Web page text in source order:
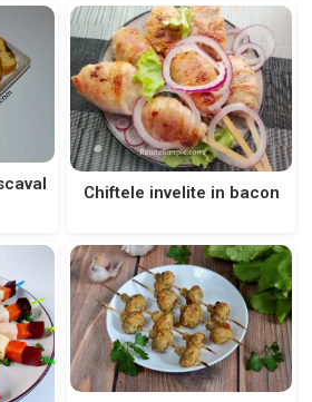
Chiftele invelite in bacon